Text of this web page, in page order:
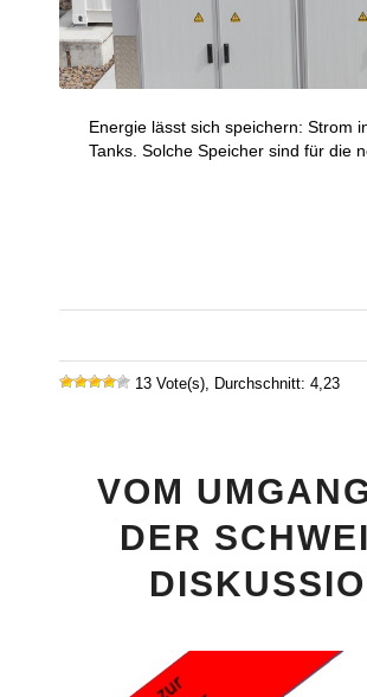
Energie lässt sich speichern: Strom
Tanks. Solche Speicher sind für die
13 Vote(s), Durchschnitt: 4,23
VOM
DER